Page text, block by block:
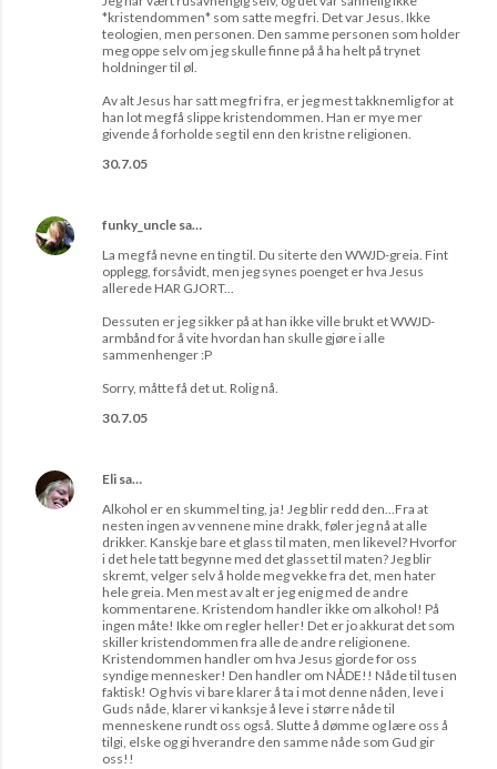
*kristendommen* som satte meg fri. Det var Jesus. Ikke
teologien, men personen. Den samme personen som holder
meg oppe selv om jeg skulle finne på å ha helt på trynet
holdninger til øl.
Av alt Jesus har satt meg fri fra, er jeg mest takknemlig for at
han lot meg få slippe kristendommen. Han er mye mer
givende å forholde seg til enn den kristne religionen.
30.7.05
funky_uncle sa…
La meg få nevne en ting til. Du siterte den WWJD-greia. Fint
opplegg, forsåvidt, men jeg synes poenget er hva Jesus
allerede HAR GJORT...
Dessuten er jeg sikker på at han ikke ville brukt et WWJD-
armbånd for å vite hvordan han skulle gjøre i alle
sammenhenger :P
Sorry, måtte få det ut. Rolig nå.
30.7.05
Eli sa…
Alkohol er en skummel ting, ja! Jeg blir redd den...Fra at
nesten ingen av vennene mine drakk, føler jeg nå at alle
drikker. Kanskje bare et glass til maten, men likevel? Hvorfor
i det hele tatt begynne med det glasset til maten? Jeg blir
skremt, velger selv å holde meg vekke fra det, men hater
hele greia. Men mest av alt er jeg enig med de andre
kommentarene. Kristendom handler ikke om alkohol! På
ingen måte! Ikke om regler heller! Det er jo akkurat det som
skiller kristendommen fra alle de andre religionene.
Kristendommen handler om hva Jesus gjorde for oss
syndige mennesker! Den handler om NÅDE!! Nåde til tusen
faktisk! Og hvis vi bare klarer å ta i mot denne nåden, leve i
Guds nåde, klarer vi kanksje å leve i større nåde til
menneskene rundt oss også. Slutte å dømme og lære oss å
tilgi, elske og gi hverandre den samme nåde som Gud gir
oss!!